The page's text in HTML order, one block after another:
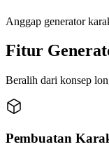
Anggap generator
Fitur
Beralih dari konsep
Pembuatan